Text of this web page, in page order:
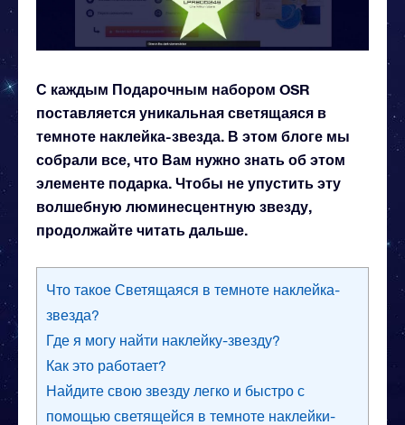
С каждым Подарочным набором OSR
поставляется уникальная светящаяся в
темноте наклейка-звезда. В этом блоге мы
собрали все, что Вам нужно знать об этом
элементе подарка. Чтобы не упустить эту
волшебную люминесцентную звезду,
продолжайте читать дальше.
Что такое Светящаяся в темноте наклейка-
звезда?
Где я могу найти наклейку-звезду?
Как это работает?
Найдите свою звезду легко и быстро с
помощью светящейся в темноте наклейки-